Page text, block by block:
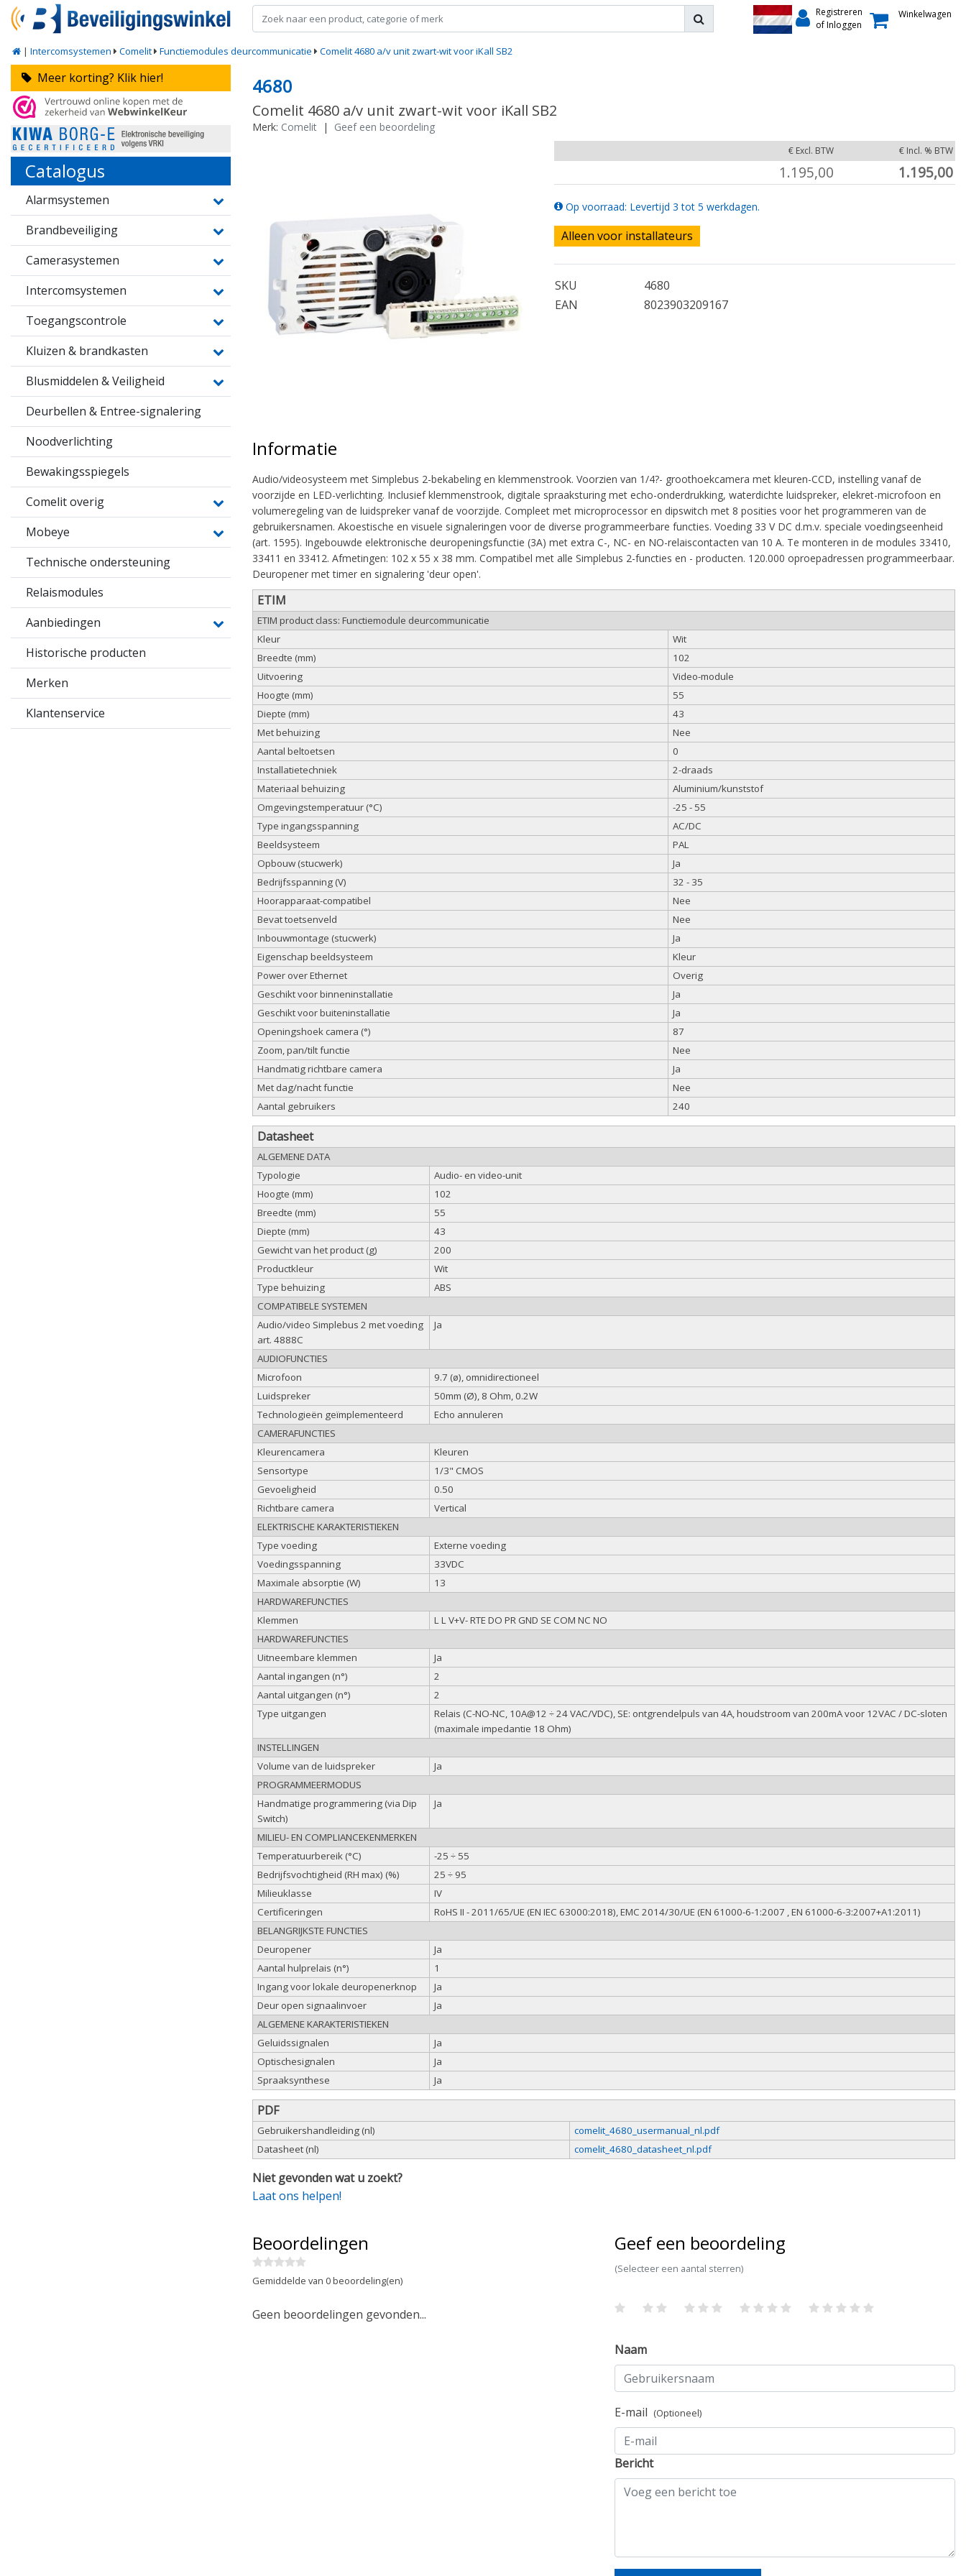
Registreren
of Inloggen
Winkelwagen
| Intercomsystemen Comelit Functiemodules deurcommunicatie Comelit 4680 a/v unit zwart-wit voor iKall SB2
Meer korting? Klik hier!
Catalogus
Alarmsystemen
Brandbeveiliging
Camerasystemen
Intercomsystemen
Toegangscontrole
Kluizen & brandkasten
Blusmiddelen & Veiligheid
Deurbellen & Entree-signalering
Noodverlichting
Bewakingsspiegels
Comelit overig
Mobeye
Technische ondersteuning
Relaismodules
Aanbiedingen
Historische producten
Merken
Klantenservice
4680
Comelit 4680 a/v unit zwart-wit voor iKall SB2
Merk: Comelit | Geef een beoordeling
€ Excl. BTW € Incl. % BTW
1.195,00 1.195,00
Op voorraad: Levertijd 3 tot 5 werkdagen.
Alleen voor installateurs
SKU
4680
EAN
8023903209167
Informatie
Audio/videosysteem met Simplebus 2-bekabeling en klemmenstrook. Voorzien van 1/4?- groothoekcamera met kleuren-CCD, instelling vanaf de
voorzijde en LED-verlichting. Inclusief klemmenstrook, digitale spraaksturing met echo-onderdrukking, waterdichte luidspreker, elekret-microfoon en
volumeregeling van de luidspreker vanaf de voorzijde. Compleet met microprocessor en dipswitch met 8 posities voor het programmeren van de
gebruikersnamen. Akoestische en visuele signaleringen voor de diverse programmeerbare functies. Voeding 33 V DC d.m.v. speciale voedingseenheid
(art. 1595). Ingebouwde elektronische deuropeningsfunctie (3A) met extra C-, NC- en NO-relaiscontacten van 10 A. Te monteren in de modules 33410,
33411 en 33412. Afmetingen: 102 x 55 x 38 mm. Compatibel met alle Simplebus 2-functies en - producten. 120.000 oproepadressen programmeerbaar.
Deuropener met timer en signalering 'deur open'.
ETIM
ETIM product class: Functiemodule deurcommunicatie
Kleur
Wit
Breedte (mm)
102
Uitvoering
Video-module
Hoogte (mm)
55
Diepte (mm)
43
Met behuizing
Nee
Aantal beltoetsen
0
Installatietechniek
2-draads
Materiaal behuizing
Aluminium/kunststof
Omgevingstemperatuur (°C)
-25 - 55
Type ingangsspanning
AC/DC
Beeldsysteem
PAL
Opbouw (stucwerk)
Ja
Bedrijfsspanning (V)
32 - 35
Hoorapparaat-compatibel
Nee
Bevat toetsenveld
Nee
Inbouwmontage (stucwerk)
Ja
Eigenschap beeldsysteem
Kleur
Power over Ethernet
Overig
Geschikt voor binneninstallatie
Ja
Geschikt voor buiteninstallatie
Ja
Openingshoek camera (°)
87
Zoom, pan/tilt functie
Nee
Handmatig richtbare camera
Ja
Met dag/nacht functie
Nee
Aantal gebruikers
240
Datasheet
ALGEMENE DATA
Typologie
Audio- en video-unit
Hoogte (mm)
102
Breedte (mm)
55
Diepte (mm)
43
Gewicht van het product (g)
200
Productkleur
Wit
Type behuizing
ABS
COMPATIBELE SYSTEMEN
Audio/video Simplebus 2 met voeding
art. 4888C
Ja
AUDIOFUNCTIES
Microfoon
9.7 (ø), omnidirectioneel
Luidspreker
50mm (Ø), 8 Ohm, 0.2W
Technologieën geïmplementeerd
Echo annuleren
CAMERAFUNCTIES
Kleurencamera
Kleuren
Sensortype
1/3" CMOS
Gevoeligheid
0.50
Richtbare camera
Vertical
ELEKTRISCHE KARAKTERISTIEKEN
Type voeding
Externe voeding
Voedingsspanning
33VDC
Maximale absorptie (W)
13
HARDWAREFUNCTIES
Klemmen
L L V+V- RTE DO PR GND SE COM NC NO
HARDWAREFUNCTIES
Uitneembare klemmen
Ja
Aantal ingangen (n°)
2
Aantal uitgangen (n°)
2
Type uitgangen
Relais (C-NO-NC, 10A@12 ÷ 24 VAC/VDC), SE: ontgrendelpuls van 4A, houdstroom van 200mA voor 12VAC / DC-sloten
(maximale impedantie 18 Ohm)
INSTELLINGEN
Volume van de luidspreker
Ja
PROGRAMMEERMODUS
Handmatige programmering (via Dip
Switch)
Ja
MILIEU- EN COMPLIANCEKENMERKEN
Temperatuurbereik (°C)
-25 ÷ 55
Bedrijfsvochtigheid (RH max) (%)
25 ÷ 95
Milieuklasse
IV
Certificeringen
RoHS II - 2011/65/UE (EN IEC 63000:2018), EMC 2014/30/UE (EN 61000-6-1:2007 , EN 61000-6-3:2007+A1:2011)
BELANGRIJKSTE FUNCTIES
Deuropener
Ja
Aantal hulprelais (n°)
1
Ingang voor lokale deuropenerknop
Ja
Deur open signaalinvoer
Ja
ALGEMENE KARAKTERISTIEKEN
Geluidssignalen
Ja
Optischesignalen
Ja
Spraaksynthese
Ja
PDF
Gebruikershandleiding (nl)
comelit_4680_usermanual_nl.pdf
Datasheet (nl)
comelit_4680_datasheet_nl.pdf
Niet gevonden wat u zoekt?
Laat ons helpen!
Beoordelingen
Gemiddelde van 0 beoordeling(en)
Geen beoordelingen gevonden...
Geef een beoordeling
(Selecteer een aantal sterren)
Naam
E-mail (Optioneel)
Bericht